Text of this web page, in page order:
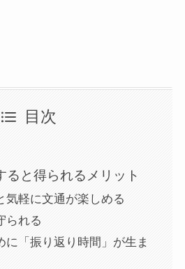
目次
ると得られるメリット
気軽に文通が楽しめる
られる
に「振り返り時間」が生ま